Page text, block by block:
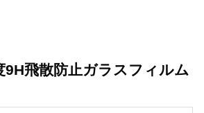
飛散防止ガラスフィルム